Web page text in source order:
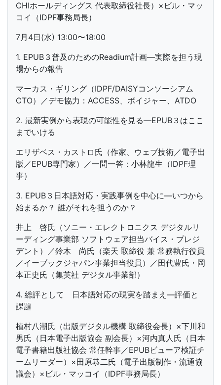
CHIホールディングス 代表取締役社長）×ビル・マッ
コイ（IDPF事務局長）
7月4日(水) 13:00〜18:00
1. EPUB３普及のためのReadium計画—実際を担う現
場からの報告
マーカス・ギリング（IDPF/DAISYコンソーシアム
CTO）／デモ協力：ACCESS、ボイジャー、ATDO
2. 最新実例から表現の可能性を見る—EPUB３はここ
までいける
エリザベス・カストロ氏（作家、ウェブ技術／電子出
版／EPUB専門家）／一問一答：小林龍生（IDPF理
事）
3. EPUB３日本語対応・実践事例を中心に—いつから
始まるか？ 誰がそれを担うのか？
井上 啓氏（ソニー・エレクトロニクス デジタルリ
ーディング事業部 ソフトウェア担当バイス・プレジ
デント）／鈴木 尚氏（楽天 取締役 兼 常務執行役員
／イーブックジャパン事業担当役員）／田代豊氏・岡
本正史氏（集英社 デジタル事業部）
4. 総評として 日本語対応の現実を踏まえ—評価と
課題
植村八潮氏（出版デジタル機構 取締役会長）×下川和
男氏（日本電子出版協会 副会長）×河内真人氏（日本
電子書籍出版社協会 常任幹事／EPUBビューア検証チ
ームリーダー）×田原恭二氏（電子出版制作・流通協
議会）×ビル・マッコイ（IDPF事務局長）